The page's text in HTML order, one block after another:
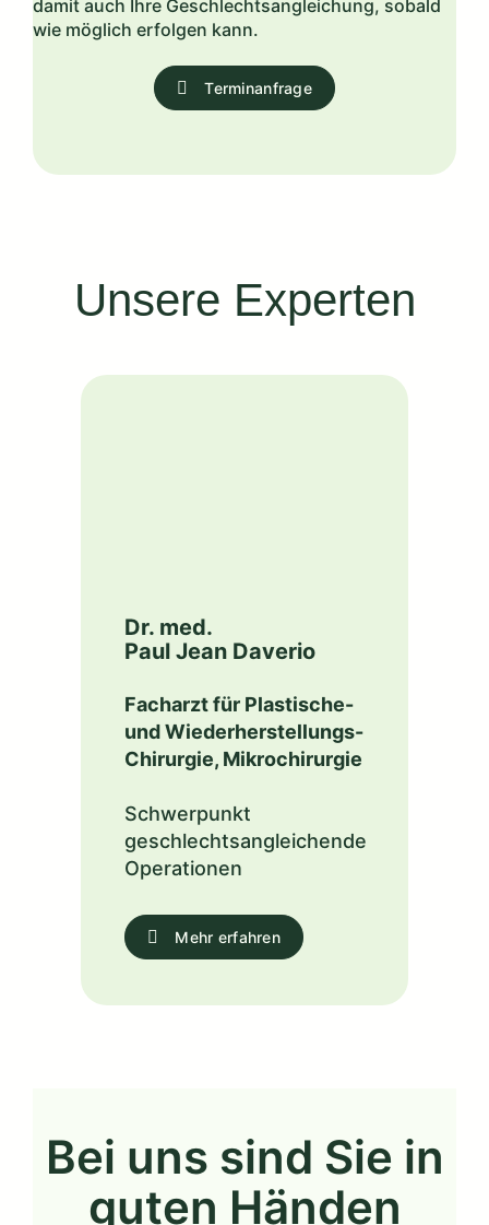
damit auch Ihre Geschlechtsangleichung, sobald
wie möglich erfolgen kann.
Terminanfrage
Unsere Experten
Dr. med.
Paul Jean Daverio
Facharzt für Plastische-
und Wiederherstellungs-
Chirurgie, Mikrochirurgie
Schwerpunkt
geschlechtsangleichende
Operationen
Mehr erfahren
Bei uns sind Sie in
guten Händen